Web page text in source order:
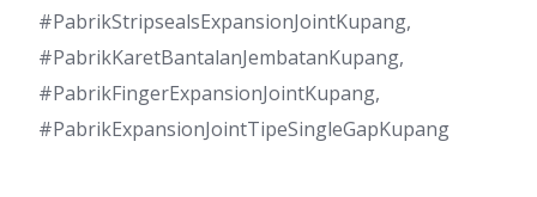
#PabrikStripsealsExpansionJointKupang,
#PabrikKaretBantalanJembatanKupang,
#PabrikFingerExpansionJointKupang,
#PabrikExpansionJointTipeSingleGapKupang